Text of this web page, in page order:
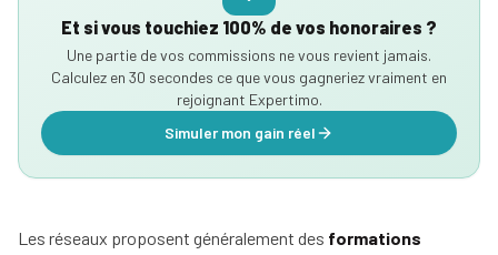
Et si vous touchiez 100% de vos honoraires ?
Une partie de vos commissions ne vous revient jamais.
Calculez en 30 secondes ce que vous gagneriez vraiment en
rejoignant Expertimo.
Simuler mon gain réel
Les réseaux proposent généralement des formations